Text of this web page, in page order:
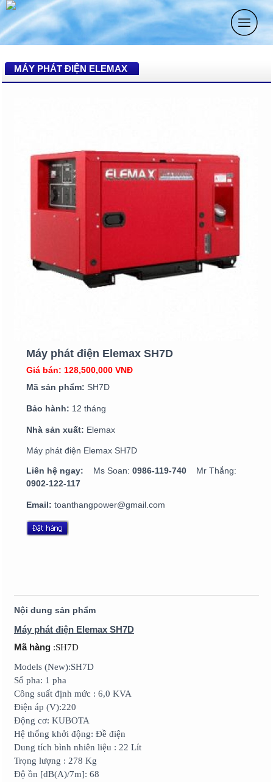
MÁY PHÁT ĐIỆN ELEMAX
Máy phát điện Elemax SH7D
Giá bán: 128,500,000 VNĐ
Mã sản phẩm: SH7D
Bảo hành: 12 tháng
Nhà sản xuất: Elemax
Máy phát điện Elemax SH7D
Liên hệ ngay: Ms Soan: 0986-119-740 Mr Thắng:
0902-122-117
Email: toanthangpower@gmail.com
Nội dung sản phẩm
Máy phát điện Elemax SH7D
Mã hàng :SH7D
Models (New):SH7D
Số pha: 1 pha
Công suất định mức : 6,0 KVA
Điện áp (V):220
Động cơ: KUBOTA
Hệ thống khởi động: Đề điện
Dung tích bình nhiên liệu : 22 Lít
Trọng lượng : 278 Kg
Độ ồn [dB(A)/7m]: 68